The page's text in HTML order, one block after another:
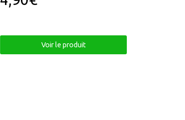
régulier
Voir le produit